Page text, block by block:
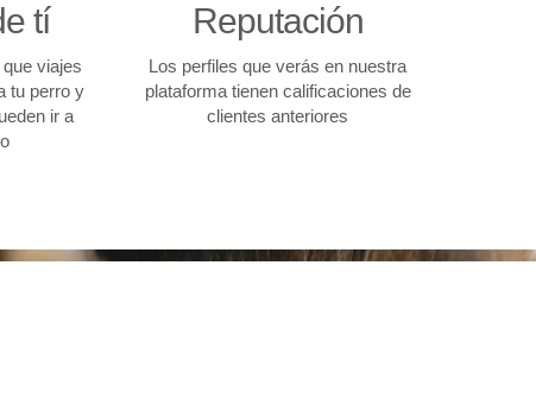
tí
viajes
tu perro y
ir a
Reputación
Los perfiles que verás en nuestra
plataforma tienen calificaciones de
clientes anteriores